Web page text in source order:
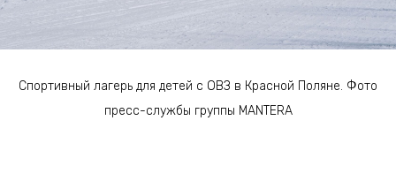
Спортивный лагерь для детей с ОВЗ в Красной Поляне. Фото
пресс-службы группы MANTERA